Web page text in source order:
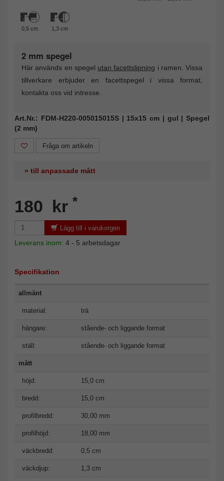
0,5 cm 1,3 cm
2 mm spegel
Här används en spegel utan facettslipning i ramen. Vissa
tillverkare erbjuder en facettspegel i vissa format,
kontakta oss vid intresse.
Art.Nr.: FDM-H220-005015015S | 15x15 cm | gul | Spegel
(2 mm)
Fråga om artikeln
» till anpassade mått
180 kr *
Lägg till i varukorgen
Leverans inom: 4 - 5 arbetsdagar
Specifikation
allmänt
material: trä
hängare: stående- och liggande format
ställ: stående- och liggande format
mått
höjd: 15,0 cm
bredd: 15,0 cm
profilbredd: 30,00 mm
profilhöjd: 18,00 mm
väckbredd: 0,5 cm
väckdjup: 1,3 cm